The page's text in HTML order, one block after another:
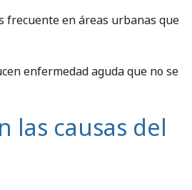
frecuente en áreas urbanas que
enfermedad aguda que no se
las causas del